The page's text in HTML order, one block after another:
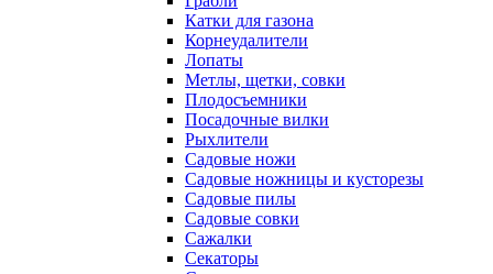
Катки для газона
Корнеудалители
Лопаты
Метлы, щетки, совки
Плодосъемники
Посадочные вилки
Рыхлители
Садовые ножи
Садовые ножницы и кусторезы
Садовые пилы
Садовые совки
Сажалки
Секаторы